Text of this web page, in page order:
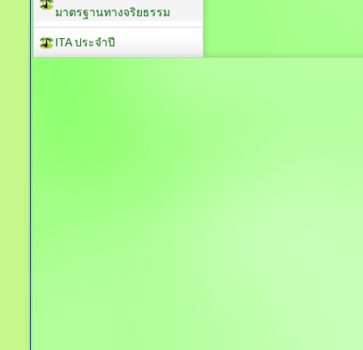
มาตรฐานทางจริยธรรม
ITA ประจำปี